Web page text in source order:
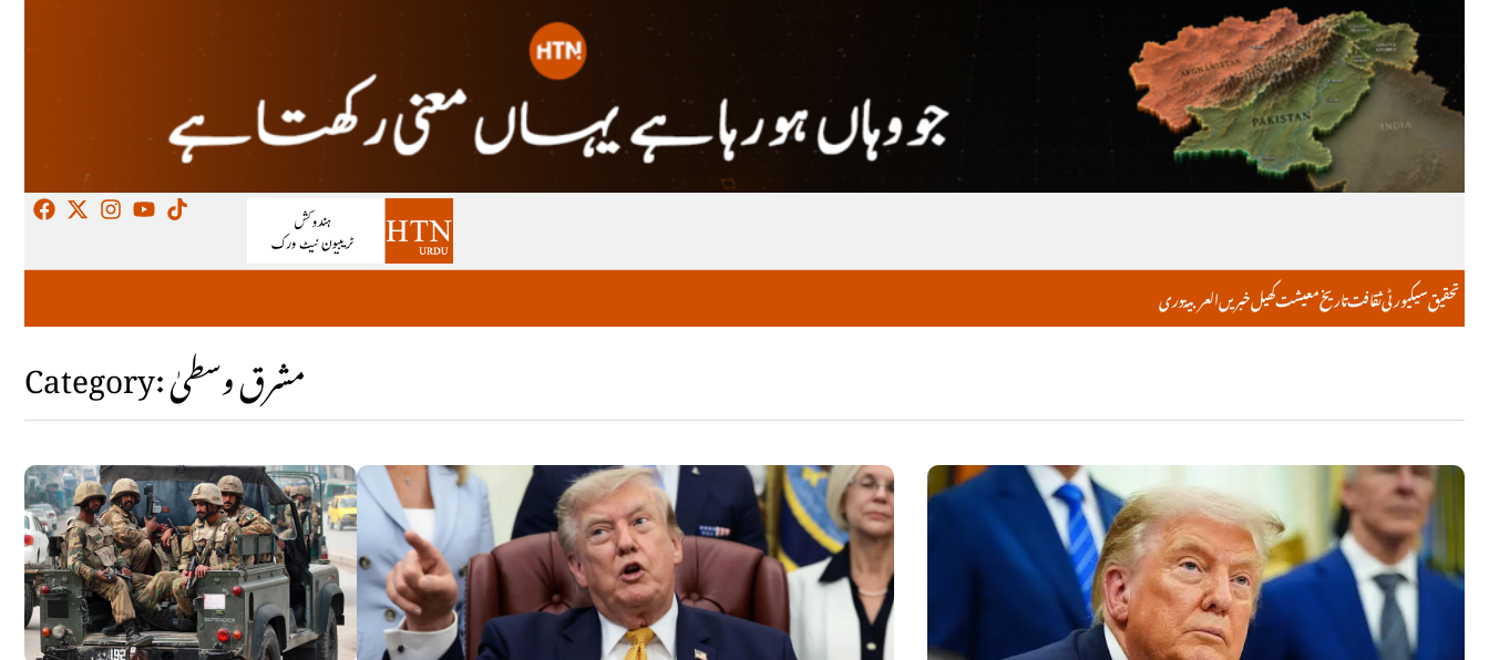
خبریںکھیلمعیشتتاریخثقافتسیکیورٹیتحقیق دریالعربية
Category: مشرق وسطیٰ